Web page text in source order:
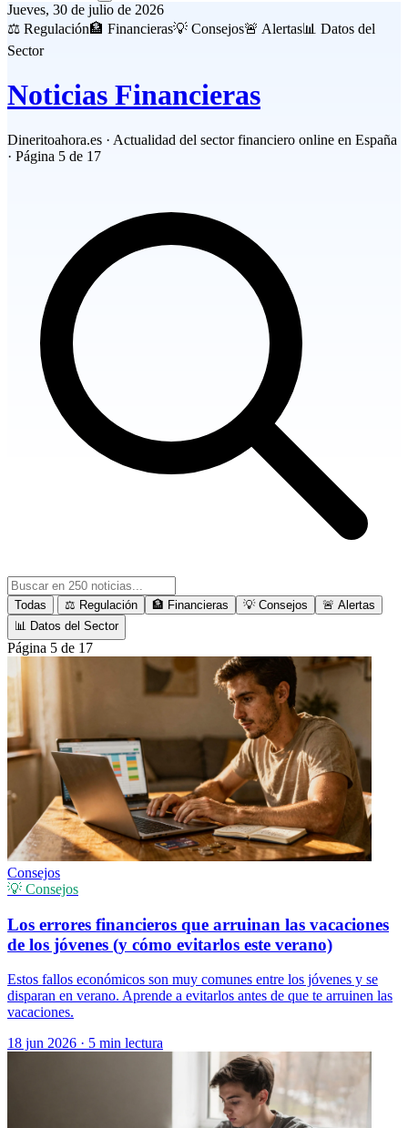
Jueves, 30 de julio de 2026
⚖️ Regulación🏦 Financieras💡 Consejos🚨 Alertas📊 Datos del
Sector
Noticias Financieras
Dineritoahora.es · Actualidad del sector financiero online en España
· Página 5 de 17
Todas ⚖️ Regulación 🏦 Financieras 💡 Consejos
🚨 Alertas
📊 Datos del Sector
Página 5 de 17
Consejos
💡 Consejos
Los errores financieros que arruinan las vacaciones
de los jóvenes (y cómo evitarlos este verano)
Estos fallos económicos son muy comunes entre los jóvenes y se
disparan en verano. Aprende a evitarlos antes de que te arruinen las
vacaciones.
18 jun 2026 · 5 min lectura